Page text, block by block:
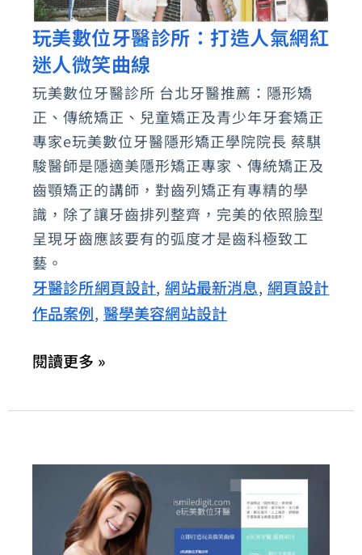
玩美數位牙醫診所：打造人氣網紅
迷人微笑曲線
玩美數位牙醫診所 台北牙醫推薦：隱形矯
正、傳統矯正、兒童矯正及青少年牙套矯正
專家e玩美數位牙醫隱形矯正學院院長 蔡騏
駿醫師是隱適美隱形矯正專家、傳統矯正及
齒顎矯正的講師，對齒列矯正有專精的學
識，除了讓牙齒排列整齊，完美的依照臉型
呈現牙齒應該要有的弧度才是齒科極致工
藝。
牙醫診所網頁設計, 網站最新消息, 網頁設計
作品案例, 醫學美容網站設計
玩
美
數
位
牙
醫
診
所：
打
造
人
氣
紅
閱讀更多 »